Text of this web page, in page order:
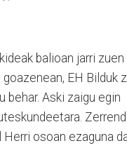
balioan jarri zuen
EH Bilduk
behar. Aski zaigu egin
osoan ezaguna